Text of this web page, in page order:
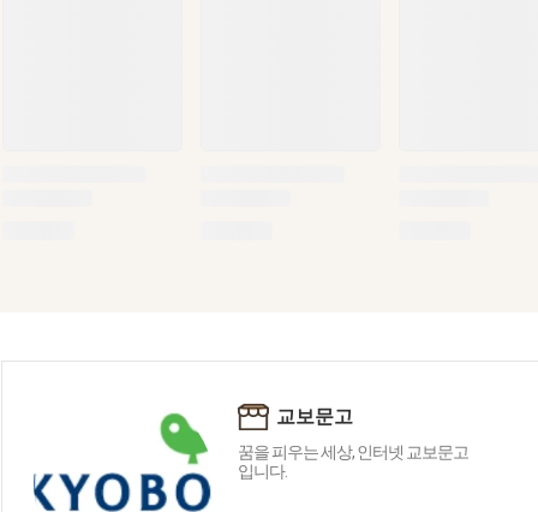
교보문고
꿈을 피우는 세상, 인터넷 교보문고
입니다.